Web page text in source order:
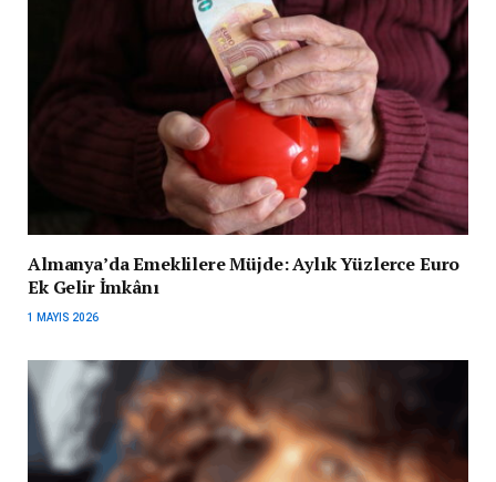
Almanya’da Emeklilere Müjde: Aylık Yüzlerce Euro
Ek Gelir İmkânı
1 MAYIS 2026